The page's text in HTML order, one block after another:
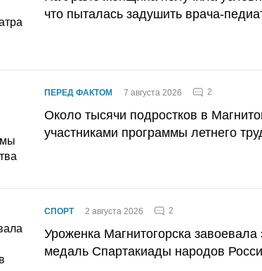
что пыталась задушить врача-
ПЕРЕД ФАКТОМ 7 августа 2026 2
Около тысячи подростков в
участниками программы летнего
СПОРТ 2 августа 2026 2
Уроженка Магнитогорска завоевала
медаль Спартакиады народов